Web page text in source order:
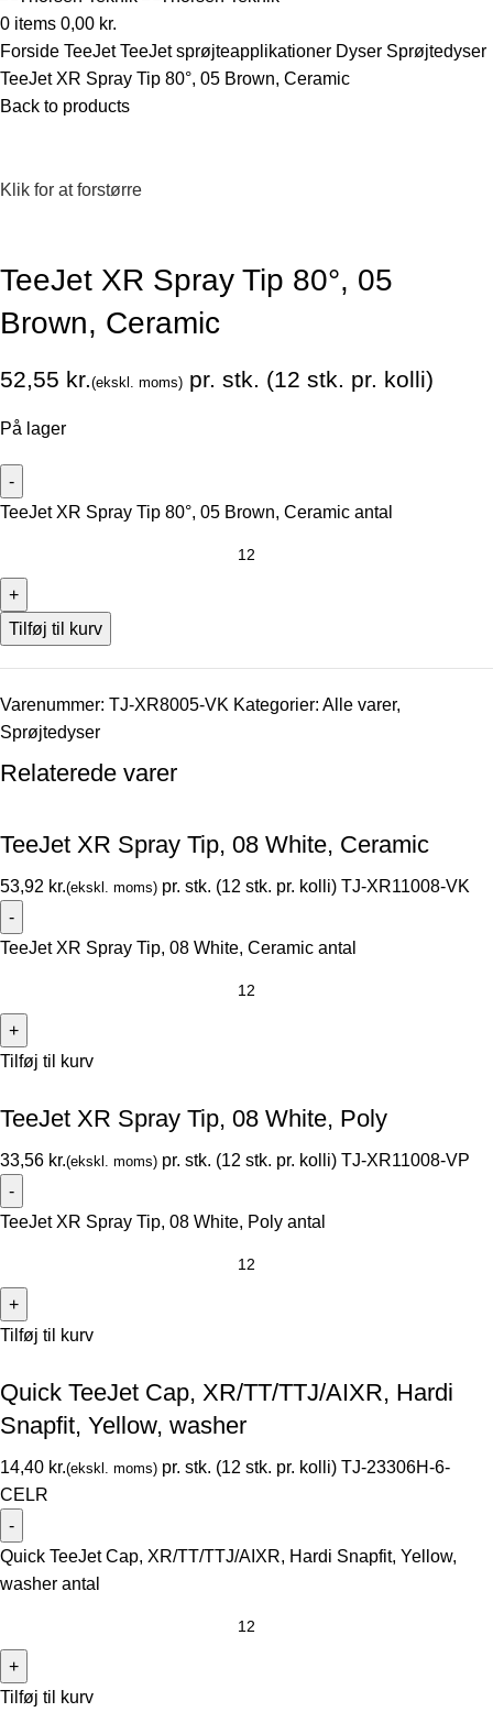
0 items 0,00 kr.
Forside TeeJetTeeJet sprøjteapplikationer Dyser Sprøjtedyser
TeeJet XR Spray Tip 80°, 05 Brown, Ceramic
Back to products
Klik for at forstørre
TeeJet XR Spray Tip 80°, 05
Brown, Ceramic
kr.
På lager
TeeJet XR Spray Tip 80°, 05 Brown, Ceramic antal
Tilføj til kurv
Varenummer: TJ-XR8005-VK Kategorier: Alle varer,
Sprøjtedyser
Relaterede varer
TeeJet XR Spray Tip, 08 White, Ceramic
kr. TJ-XR11008-VK
TeeJet XR Spray Tip, 08 White, Ceramic antal
Tilføj til kurv
TeeJet XR Spray Tip, 08 White, Poly
kr. TJ-XR11008-VP
TeeJet XR Spray Tip, 08 White, Poly antal
Tilføj til kurv
Quick TeeJet Cap, XR/TT/TTJ/AIXR, Hardi
Snapfit, Yellow, washer
kr.
TJ-23306H-6-
CELR
Quick TeeJet Cap, XR/TT/TTJ/AIXR, Hardi Snapfit, Yellow,
washer antal
Tilføj til kurv